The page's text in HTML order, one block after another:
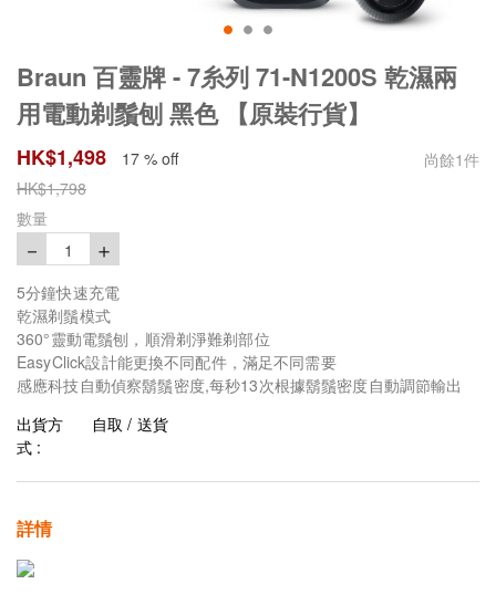
Braun 百靈牌 - 7糸列 71-N1200S 乾濕兩
用電動剃鬚刨 黑色 【原裝行貨】
HK$1,498 17 % off 尚餘1件
HK$1,798
數量
－ 1 ＋
5分鐘快速充電
乾濕剃鬚模式
360°靈動電鬚刨，順滑剃淨難剃部位
EasyClick設計能更換不同配件，滿足不同需要
感應科技自動偵察鬍鬚密度,每秒13次根據鬍鬚密度自動調節輸出
出貨方
式 :
自取 / 送貨
詳情